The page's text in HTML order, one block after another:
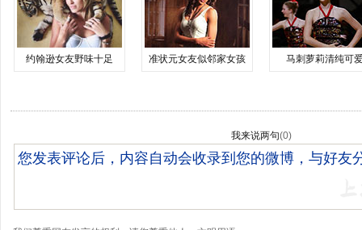
约翰逊女友野味十足 准状元女友似邻家女孩 马刺萝莉清纯可
我来说两句(0)